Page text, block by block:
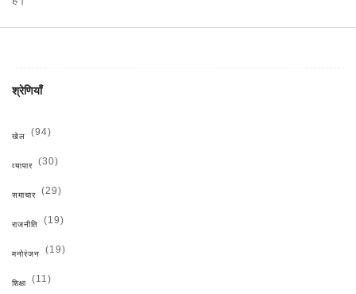
श्रेणियाँ
खेल (94)
व्यापार (30)
समाचार (29)
राजनीति (19)
मनोरंजन (19)
शिक्षा (11)